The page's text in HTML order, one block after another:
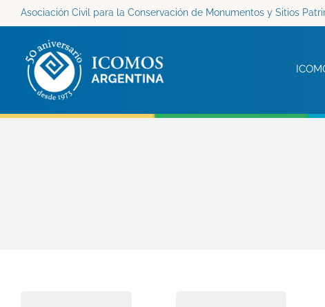
Saltar
contenido
Asociación Civil para la Conservación de Monumentos y Sitios